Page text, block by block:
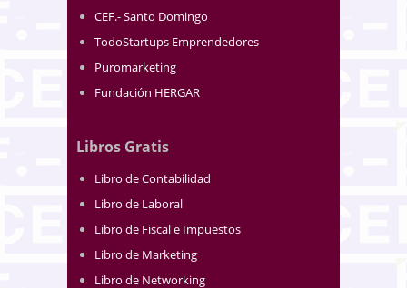
CEF.- Santo Domingo
TodoStartups Emprendedores
Puromarketing
Fundación HERGAR
Libros Gratis
Libro de Contabilidad
Libro de Laboral
Libro de Fiscal e Impuestos
Libro de Marketing
Libro de Networking